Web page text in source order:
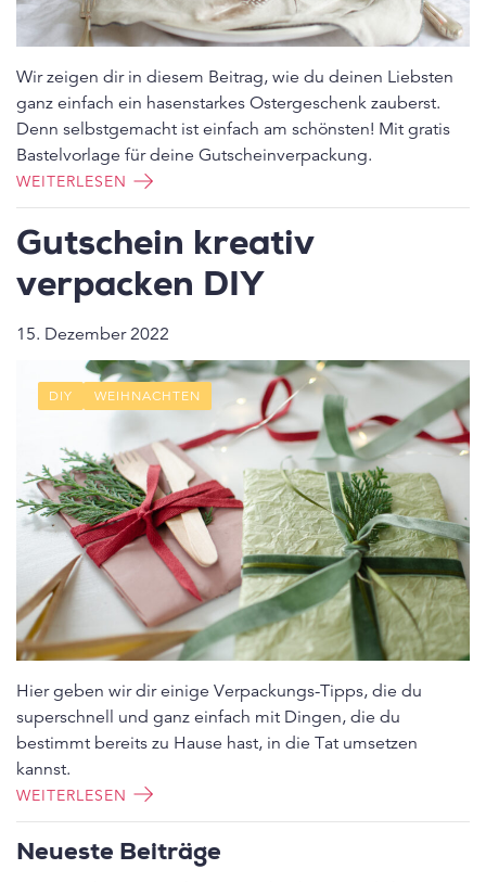
Wir zeigen dir in diesem Beitrag, wie du deinen Liebsten
ganz einfach ein hasenstarkes Ostergeschenk zauberst.
Denn selbstgemacht ist einfach am schönsten! Mit gratis
Bastelvorlage für deine Gutscheinverpackung.
WEITERLESEN
Gutschein kreativ
verpacken DIY
15. Dezember 2022
DIY WEIHNACHTEN
Hier geben wir dir einige Verpackungs-Tipps, die du
superschnell und ganz einfach mit Dingen, die du
bestimmt bereits zu Hause hast, in die Tat umsetzen
kannst.
WEITERLESEN
Neueste Beiträge